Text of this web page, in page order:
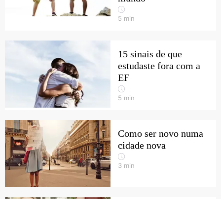
5 min
15 sinais de que
estudaste fora com a
EF
5 min
Como ser novo numa
cidade nova
3 min